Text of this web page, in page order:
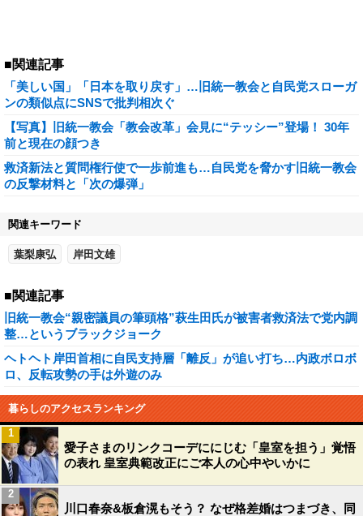
■関連記事
「美しい国」「日本を取り戻す」…旧統一教会と自民党スローガ
ンの類似点にSNSで批判相次ぐ
【写真】旧統一教会「教会改革」会見に“テッシー”登場！ 30年
前と現在の顔つき
救済新法と質問権行使で一歩前進も…自民党を脅かす旧統一教会
の反撃材料と「次の爆弾」
関連キーワード
葉梨康弘 岸田文雄
■関連記事
旧統一教会“親密議員の筆頭格”萩生田氏が被害者救済法で党内調
整…というブラックジョーク
ヘトヘト岸田首相に自民支持層「離反」が追い打ち…内政ボロボ
ロ、反転攻勢の手は外遊のみ
暮らしのアクセスランキング
愛子さまのリンクコーデににじむ「皇室を担う」覚悟
の表れ 皇室典範改正にご本人の心中やいかに
1
川口春奈&板倉滉もそう？ なぜ格差婚はつまづき、同
2